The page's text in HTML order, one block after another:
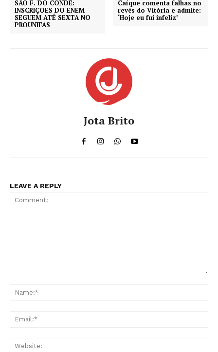
SÃO F. DO CONDE:
INSCRIÇÕES DO ENEM
SEGUEM ATÉ SEXTA NO
PROUNIFAS
Caíque comenta falhas no
revés do Vitória e admite:
‘Hoje eu fui infeliz’
Jota Brito
LEAVE A REPLY